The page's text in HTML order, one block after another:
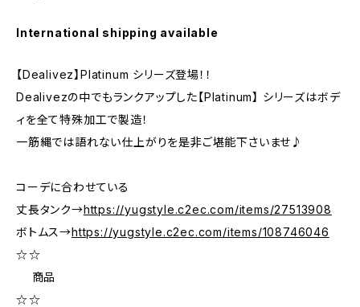
International shipping available
【Dealivez】Platinum シリーズ登場！！
Dealivezの中でもランクアップした【Platinum】 シリーズはボデ
ィを全て特殊加工で製造！
一筋縄では語れない仕上がりを是非ご堪能下さいませ♪
コーデに合わせている
丈長タンク→https://yugstyle.c2ec.com/items/27513908
ボトムス→https://yugstyle.c2ec.com/items/108746046
☆―――☆
商品
☆―――☆